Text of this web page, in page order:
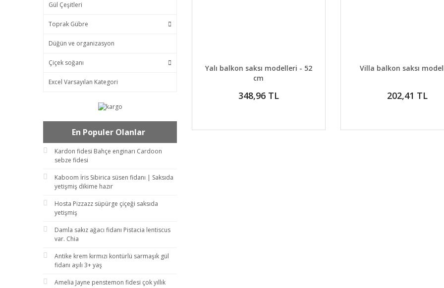
Gül Çeşitleri
Toprak Gübre
Düğün ve organizasyon
Çiçek soğanı
Excel Varsayılan Kategori
En Populer Olanlar
Kardon fidesi Bahçe enginarı Cardoon
sebze fidesi
Kaboom İris Sibirica süsen fidanı | Saksıda
yetişmiş dikime hazır
Hosta Pizzazz süpürge çiçeği saksıda
yetişmiş
Damla sakız ağacı fidanı Pistacia lentiscus
var. Chia
Antike krem kırmızı kontürlü sarmaşık gül
fidanı aşılı 3+ yaş
Amelia Jayne penstemon fidesi çok yıllık
DETAYLAR GELİNCE HABER VER
Yalı balkon saksı modelleri - 52
cm
348,96 TL
DETAYLAR GELİNCE
Villa balkon saksı
202,41 TL